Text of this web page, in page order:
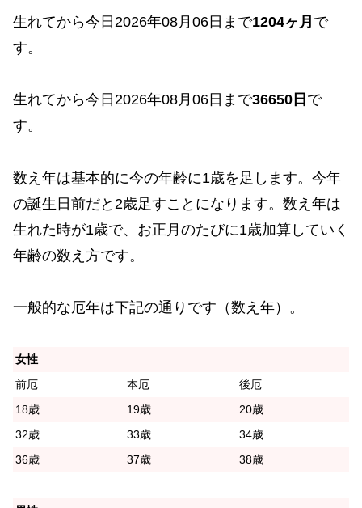
生れてから今日2026年08月06日まで1204ヶ月 で
す。
生れてから今日2026年08月06日まで36650日 で
す。
数え年は基本的に今の年齢に1歳を足します。今年
の誕生日前だと2歳足すことになります。数え年は
生れた時が1歳で、お正月のたびに1歳加算していく
年齢の数え方です。
一般的な厄年は下記の通りです（数え年）。
女性
前厄
本厄
後厄
18歳
19歳
20歳
32歳
33歳
34歳
36歳
37歳 38歳